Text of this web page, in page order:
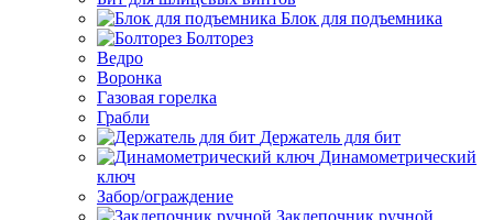
Блок для подъемника
Болторез
Ведро
Воронка
Газовая горелка
Грабли
Держатель для бит
Динамометрический
ключ
Забор/ограждение
Заклепочник ручной